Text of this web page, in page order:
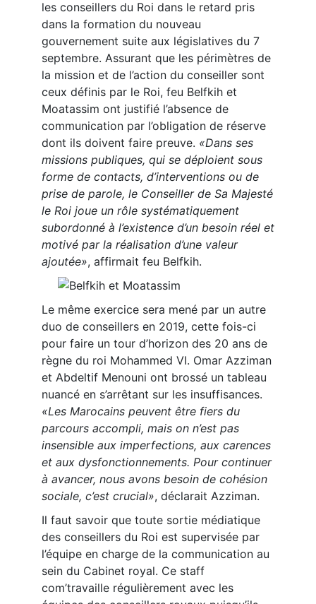
les conseillers du Roi dans le retard pris
dans la formation du nouveau
gouvernement suite aux législatives du 7
septembre. Assurant que les périmètres de
la mission et de l’action du conseiller sont
ceux définis par le Roi, feu Belfkih et
Moatassim ont justifié l’absence de
communication par l’obligation de réserve
dont ils doivent faire preuve. «Dans ses
missions publiques, qui se déploient sous
forme de contacts, d’interventions ou de
prise de parole, le Conseiller de Sa Majesté
le Roi joue un rôle systématiquement
subordonné à l’existence d’un besoin réel et
motivé par la réalisation d’une valeur
ajoutée», affirmait feu Belfkih.
Le même exercice sera mené par un autre
duo de conseillers en 2019, cette fois-ci
pour faire un tour d’horizon des 20 ans de
règne du roi Mohammed VI. Omar Azziman
et Abdeltif Menouni ont brossé un tableau
nuancé en s’arrêtant sur les insuffisances.
«Les Marocains peuvent être fiers du
parcours accompli, mais on n’est pas
insensible aux imperfections, aux carences
et aux dysfonctionnements. Pour continuer
à avancer, nous avons besoin de cohésion
sociale, c’est crucial», déclarait Azziman.
Il faut savoir que toute sortie médiatique
des conseillers du Roi est supervisée par
l’équipe en charge de la communication au
sein du Cabinet royal. Ce staff
com’travaille régulièrement avec les